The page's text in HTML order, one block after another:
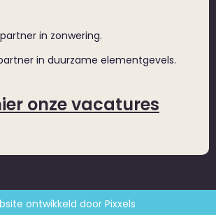
in zonwering.
in duurzame elementgevels.
onze vacatures
ontwikkeld door Pixxels